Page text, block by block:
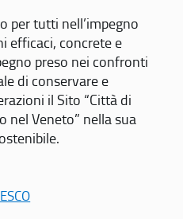
per tutti nell’impegno
efficaci, concrete e
preso nei confronti
di conservare e
il Sito “Città di
nel Veneto” nella sua